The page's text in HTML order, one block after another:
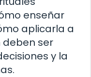
enseñar
aplicarla a
deben ser
y la